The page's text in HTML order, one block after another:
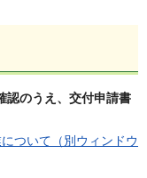
認のうえ、交付申請書
ついて（別ウィンドウ